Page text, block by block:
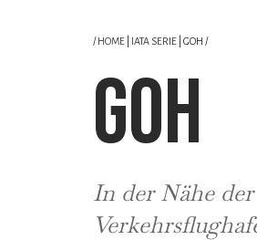
/HOME IATA SERIE | GOH /
GOH
In der Nähe